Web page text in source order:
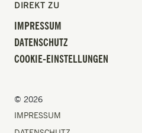
DIREKT ZU
IMPRESSUM
DATENSCHUTZ
COOKIE-EINSTELLUNGEN
© 2026
IMPRESSUM